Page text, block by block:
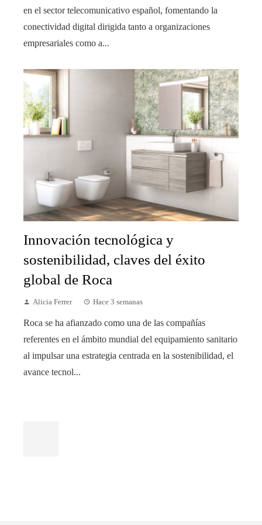
en el sector telecomunicativo español, fomentando la
conectividad digital dirigida tanto a organizaciones
empresariales como a...
Innovación tecnológica y
sostenibilidad, claves del éxito
global de Roca
Alicia Ferrer Hace 3 semanas
Roca se ha afianzado como una de las compañías
referentes en el ámbito mundial del equipamiento sanitario
al impulsar una estrategia centrada en la sostenibilidad, el
avance tecnol...